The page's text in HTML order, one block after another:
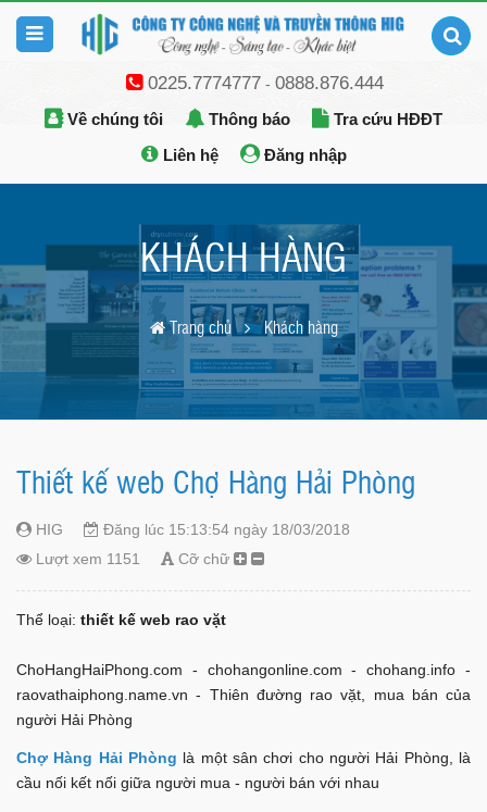
0225.7774777- 0888.876.444
Về chúng tôi Thông báo
Tra cứu HĐĐT
Liên hệ
Đăng nhập
KHÁCH HÀNG
Trang chủ Khách hàng
Thiết kế web Chợ Hàng Hải Phòng
HIG
Đăng lúc 15:13:54 ngày 18/03/2018
Lượt xem 1151
Cỡ chữ
Thể loại: thiết kế web rao vặt
ChoHangHaiPhong.com - chohangonline.com - chohang.info -
raovathaiphong.name.vn - Thiên đường rao vặt, mua bán của
người Hải Phòng
Chợ Hàng Hải Phòng là một sân chơi cho người Hải Phòng, là
cầu nối kết nối giữa người mua - người bán với nhau